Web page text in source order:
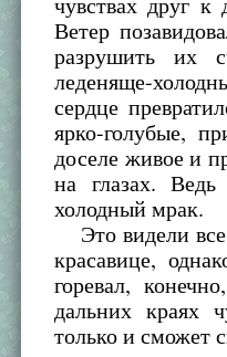
Ветер
разрушить их
леденяще-
сердце
ярко-голубые,
доселе живое и
на глазах.
холодный мрак.
Это видели
красавице,
горевал,
дальних краях
только и сможет